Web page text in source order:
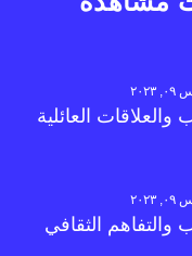
والعلاقات العائلية
والتفاهم الثقافي